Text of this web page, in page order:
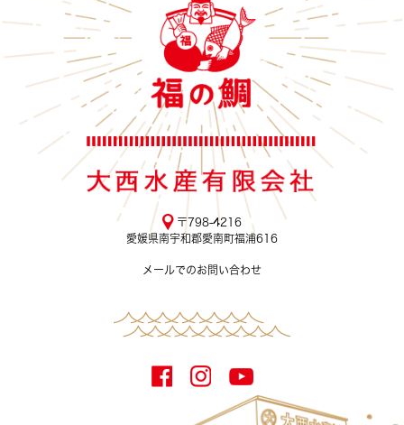
〒798-4216
愛媛県南宇和郡愛南町福浦616
メールでのお問い合わせ